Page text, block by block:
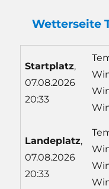
Wetterseite
Startplatz,
07.08.2026
20:33
Landeplatz,
07.08.2026
20:33